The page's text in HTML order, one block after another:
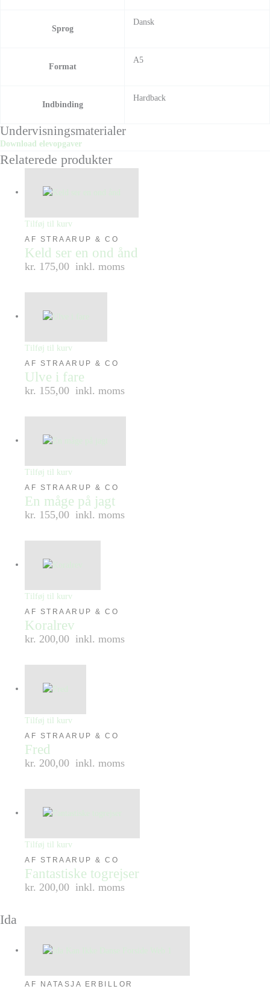
Sprog
Dansk
Format
A5
Indbinding
Hardback
Undervisningsmaterialer
Download elevopgaver
Relaterede produkter
Tilføj til kurv
AF STRAARUP & CO
Keld ser en ond ånd
kr. 175,00 inkl. moms
Tilføj til kurv
AF STRAARUP & CO
Ulve i fare
kr. 155,00 inkl. moms
Tilføj til kurv
AF STRAARUP & CO
En måge på jagt
kr. 155,00 inkl. moms
Tilføj til kurv
AF STRAARUP & CO
Koralrev
kr. 200,00 inkl. moms
Tilføj til kurv
AF STRAARUP & CO
Fred
kr. 200,00 inkl. moms
Tilføj til kurv
AF STRAARUP & CO
Fantastiske togrejser
kr. 200,00 inkl. moms
Ida
AF NATASJA ERBILLOR